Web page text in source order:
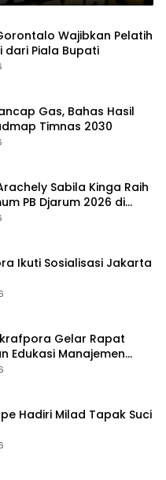
Wajibkan Pelatih
dari Piala Bupati
Gas, Bahas Hasil
Timnas 2030
Sabila Kinga Raih
PB Djarum 2026 di
Ikuti Sosialisasi Jakarta
Gelar Rapat
Edukasi Manajemen
Hadiri Milad Tapak Suci